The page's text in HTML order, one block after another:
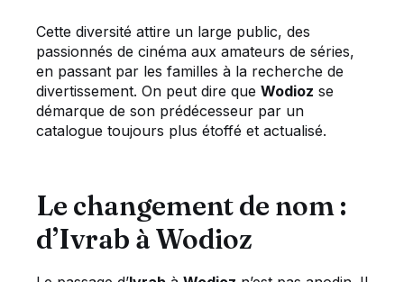
Cette diversité attire un large public, des
passionnés de cinéma aux amateurs de séries,
en passant par les familles à la recherche de
divertissement. On peut dire que Wodioz se
démarque de son prédécesseur par un
catalogue toujours plus étoffé et actualisé.
Le changement de nom :
d’Ivrab à Wodioz